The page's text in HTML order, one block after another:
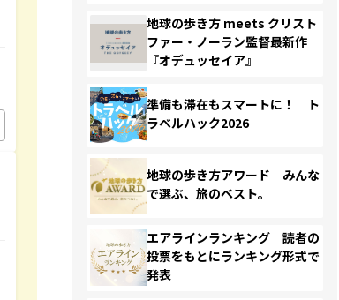
地球の歩き方 meets クリスト
ファー・ノーラン監督最新作
『オデュッセイア』
準備も滞在もスマートに！ ト
ラベルハック2026
地球の歩き方アワード みんな
で選ぶ、旅のベスト。
エアラインランキング 読者の
投票をもとにランキング形式で
発表